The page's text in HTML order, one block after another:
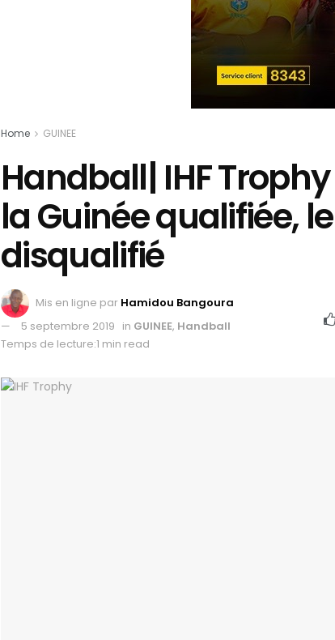
Home GUINEE
Handball| IHF
la Guinée qualifiée,
disqualifié
Mis en ligne par Hamidou Bangoura
5 septembre 2019 in GUINEE, Handball
Temps de lecture:1 min read